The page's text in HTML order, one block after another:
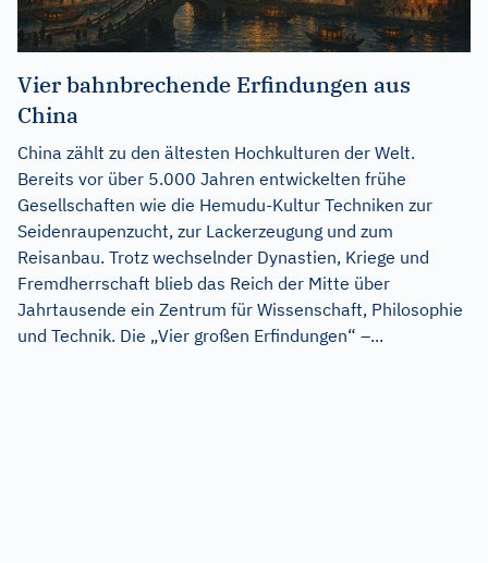
Vier bahnbrechende Erfindungen aus
China
China zählt zu den ältesten Hochkulturen der Welt.
Bereits vor über 5.000 Jahren entwickelten frühe
Gesellschaften wie die Hemudu-Kultur Techniken zur
Seidenraupenzucht, zur Lackerzeugung und zum
Reisanbau. Trotz wechselnder Dynastien, Kriege und
Fremdherrschaft blieb das Reich der Mitte über
Jahrtausende ein Zentrum für Wissenschaft, Philosophie
und Technik. Die „Vier großen Erfindungen“ –...